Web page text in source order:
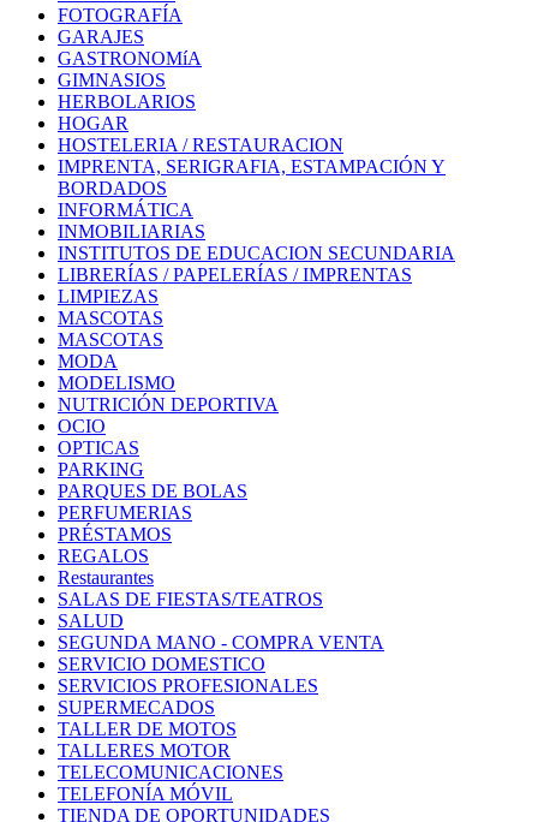
FOTOGRAFÍA
GARAJES
GASTRONOMíA
GIMNASIOS
HERBOLARIOS
HOGAR
HOSTELERIA / RESTAURACION
IMPRENTA, SERIGRAFIA, ESTAMPACIÓN Y
BORDADOS
INFORMÁTICA
INMOBILIARIAS
INSTITUTOS DE EDUCACION SECUNDARIA
LIBRERÍAS / PAPELERÍAS / IMPRENTAS
LIMPIEZAS
MASCOTAS
MASCOTAS
MODA
MODELISMO
NUTRICIÓN DEPORTIVA
OCIO
OPTICAS
PARKING
PARQUES DE BOLAS
PERFUMERIAS
PRÉSTAMOS
REGALOS
Restaurantes
SALAS DE FIESTAS/TEATROS
SALUD
SEGUNDA MANO - COMPRA VENTA
SERVICIO DOMESTICO
SERVICIOS PROFESIONALES
SUPERMECADOS
TALLER DE MOTOS
TALLERES MOTOR
TELECOMUNICACIONES
TELEFONÍA MÓVIL
TIENDA DE OPORTUNIDADES